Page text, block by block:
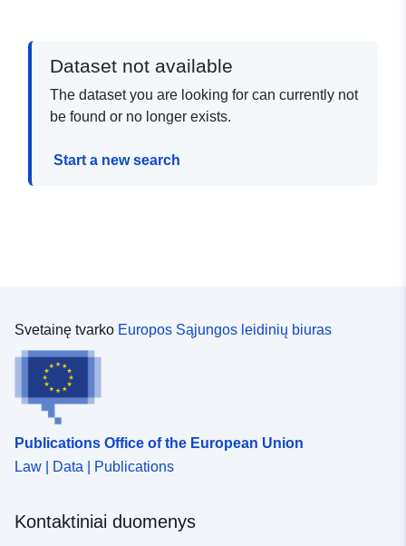
Dataset not available
The dataset you are looking for can currently not
be found or no longer exists.
Start a new search
Svetainę tvarko Europos Sąjungos leidinių biuras
Publications Office of the European Union
Law | Data | Publications
Kontaktiniai duomenys